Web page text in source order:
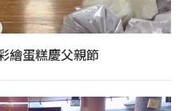
繪蛋糕慶父親節